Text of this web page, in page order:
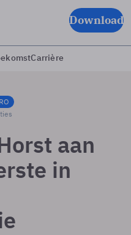
Download
Carrière
aan
in